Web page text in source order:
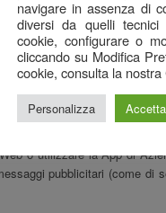
ed, eventualmente,
web.Aziendautilizza i
attraverso le pagine del sito.
richiamare nessun dato
o utilizzare la App di
pubblicitari (come
navigare in assenza di
diversi da quelli
cookie, configurare o
cliccando su Modifica
cookie, consulta la nostra
Personalizza